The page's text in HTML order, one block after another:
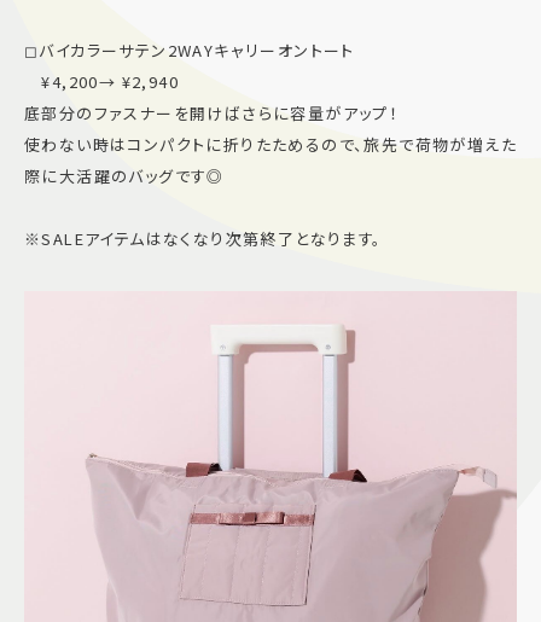
◻︎バイカラーサテン2WAYキャリーオントート
¥4,200→ ¥2,940
底部分のファスナーを開けばさらに容量がアップ！
使わない時はコンパクトに折りたためるので、旅先で荷物が増えた
際に大活躍のバッグです◎
※SALEアイテムはなくなり次第終了となります。